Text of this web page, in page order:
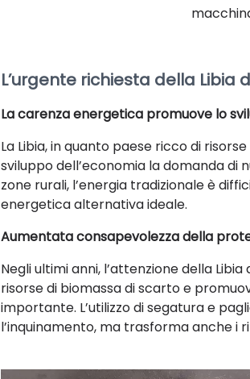
L’urgente richiesta della
La carenza energetica promuove lo
La Libia, in quanto paese ricco di
sviluppo dell’economia la domanda
zone rurali, l’energia tradizionale è
energetica alternativa ideale.
Aumentata consapevolezza della
Negli ultimi anni, l’attenzione della
risorse di biomassa di scarto e
importante. L’utilizzo di segatura e
l’inquinamento, ma trasforma anche i